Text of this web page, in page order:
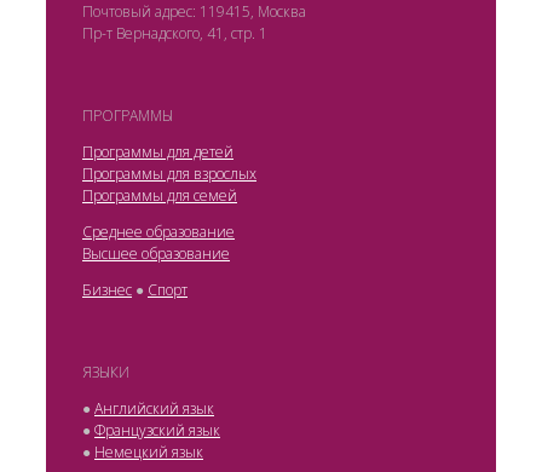
Почтовый адрес: 119415, Москва
Пр-т Вернадского, 41, стр. 1
ПРОГРАММЫ
Программы для детей
Программы для взрослых
Программы для семей
Среднее образование
Высшее образование
Бизнес ● Спорт
ЯЗЫКИ
●Английский язык
●Французский язык
● Немецкий язык